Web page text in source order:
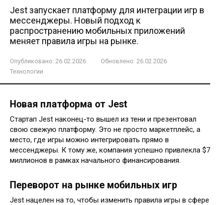
Jest запускает платформу для интеграции игр в
мессенджеры. Новый подход к
распространению мобильных приложений
меняет правила игры на рынке.
Опубликовано: 26.02.2026 Обновлено: 26.02.2026
Технологии
Новая платформа от Jest
Стартап Jest наконец-то вышел из тени и презентовал
свою свежую платформу. Это не просто маркетплейс, а
место, где игры можно интегрировать прямо в
мессенджеры. К тому же, компания успешно привлекла $7
миллионов в рамках начального финансирования.
Переворот на рынке мобильных игр
Jest нацелен на то, чтобы изменить правила игры в сфере